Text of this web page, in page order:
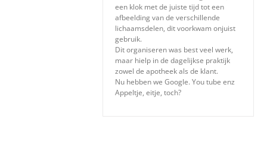
een klok met de juiste tijd tot een
afbeelding van de verschillende
lichaamsdelen, dit voorkwam onjuist
gebruik.
Dit organiseren was best veel werk,
maar hielp in de dagelijkse praktijk
zowel de apotheek als de klant.
Nu hebben we Google. You tube enz
Appeltje, eitje, toch?